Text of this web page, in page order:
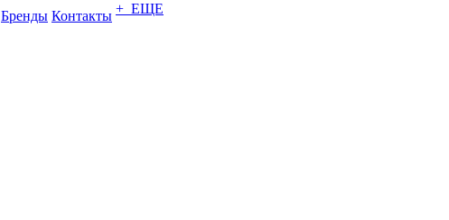
Бренды Контакты + ЕЩЕ